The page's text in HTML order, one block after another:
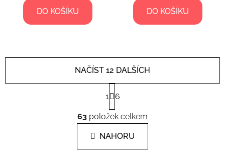
DO KOŠÍKU DO KOŠÍKU
O
v
l
á
d
NAČÍST 12 DALŠÍCH
t
r
á
n
k
1 6
63 položek celkem
NAHORU